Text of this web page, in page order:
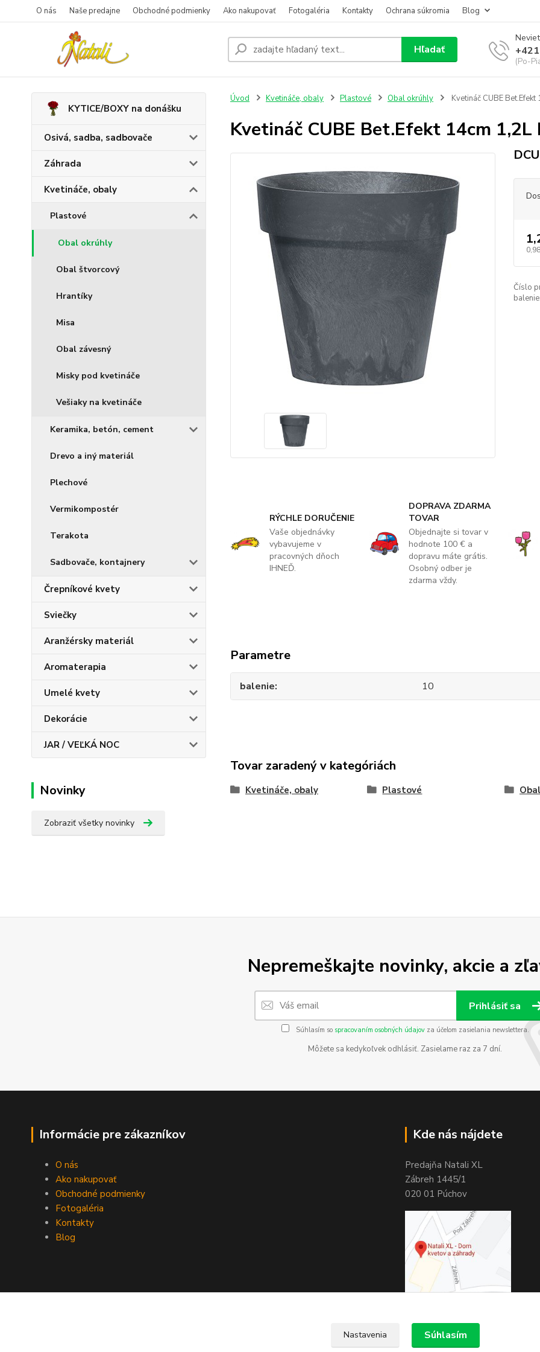
O nás Naše predajne Obchodné podmienky Ako nakupovať Fotogaléria Kontakty Ochrana súkromia Blog
Hľadať
(Po-
KYTICE/BOXY na donášku
Osivá, sadba, sadbovače
Záhrada
Kvetináče, obaly
Plastové
Obal okrúhly
Obal štvorcový
Hrantíky
Misa
Obal závesný
Misky pod kvetináče
Vešiaky na kvetináče
Keramika, betón, cement
Drevo a iný materiál
Plechové
Vermikompostér
Terakota
Sadbovače, kontajnery
Črepníkové kvety
Sviečky
Aranžérsky materiál
Aromaterapia
Umelé kvety
Dekorácie
JAR / VEĽKÁ NOC
Novinky
Zobraziť všetky novinky
Úvod Kvetináče, obaly Plastové Obal okrúhly Kvetináč CUBE
Kvetináč CUBE Bet.Efekt 14cm
Číslo
RÝCHLE DORUČENIE
Vaše objednávky
vybavujeme v
pracovných dňoch
IHNEĎ.
DOPRAVA ZDARMA
TOVAR
Objednajte si tovar v
hodnote 100 € a
dopravu máte grátis.
Osobný odber je
zdarma vždy.
Parametre
balenie 10
Tovar zaradený v kategóriách
Kvetináče, obaly Plastové
Nepremeškajte novinky, akcie a
Prihlásiť sa
Súhlasím so spracovaním osobných údajovza účelom zasielania newslettera.
Môžete sa kedykoľvek odhlásiť. Zasielame raz za 7 dní.
Informácie pre zákazníkov
O nás
Ako nakupovať
Obchodné podmienky
Fotogaléria
Kontakty
Blog
Kde nás nájdete
Predajňa Natali XL
Zábreh 1445/1
020 01 Púchov
Nastavenia Súhlasím